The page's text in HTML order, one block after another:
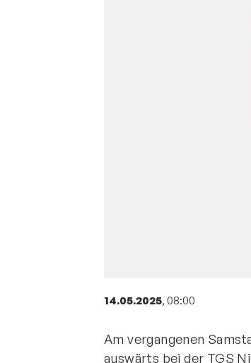
14.05.2025, 08:00
Am vergangenen
auswärts bei der TGS
Sportangebote